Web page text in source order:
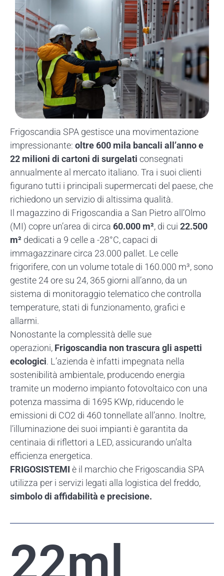
Frigoscandia SPA gestisce una movimentazione
impressionante: oltre 600 mila bancali all’anno e
22 milioni di cartoni di surgelati consegnati
annualmente al mercato italiano. Tra i suoi clienti
figurano tutti i principali supermercati del paese, che
richiedono un servizio di altissima qualità.
Il magazzino di Frigoscandia a San Pietro all’Olmo
(MI) copre un’area di circa 60.000 m², di cui 22.500
m² dedicati a 9 celle a -28°C, capaci di
immagazzinare circa 23.000 pallet. Le celle
frigorifere, con un volume totale di 160.000 m³, sono
gestite 24 ore su 24, 365 giorni all’anno, da un
sistema di monitoraggio telematico che controlla
temperature, stati di funzionamento, grafici e
allarmi.
Nonostante la complessità delle sue
operazioni, Frigoscandia non trascura gli aspetti
ecologici. L’azienda è infatti impegnata nella
sostenibilità ambientale, producendo energia
tramite un moderno impianto fotovoltaico con una
potenza massima di 1695 KWp, riducendo le
emissioni di CO2 di 460 tonnellate all’anno. Inoltre,
l’illuminazione dei suoi impianti è garantita da
centinaia di riflettori a LED, assicurando un’alta
efficienza energetica.
FRIGOSISTEMI è il marchio che Frigoscandia SPA
utilizza per i servizi legati alla logistica del freddo,
simbolo di affidabilità e precisione.
22ml